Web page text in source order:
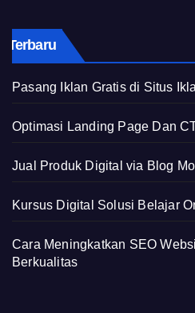
Terbaru
Pasang Iklan Gratis di Situs
Optimasi Landing Page Dan
Jual Produk Digital via Blog
Kursus Digital Solusi Belajar
Cara Meningkatkan SEO
Berkualitas